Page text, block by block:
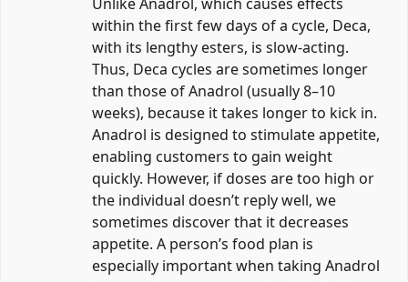
within the first few days of a cycle, Deca,
with its lengthy esters, is slow-acting.
Thus, Deca cycles are sometimes longer
than those of Anadrol (usually 8–10
weeks), because it takes longer to kick in.
Anadrol is designed to stimulate appetite,
enabling customers to gain weight
quickly. However, if doses are too high or
the individual doesn’t reply well, we
sometimes discover that it decreases
appetite. A person’s food plan is
especially important when taking Anadrol